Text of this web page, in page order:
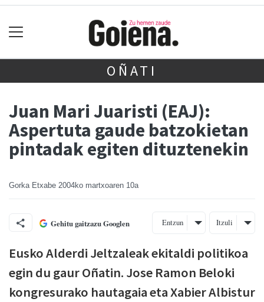
OÑATI
Juan Mari Juaristi (EAJ):
Aspertuta gaude batzokietan
pintadak egiten dituztenekin
Gorka Etxabe 2004ko martxoaren 10a
Gehitu gaitzazu Googlen Entzun Itzuli
Eusko Alderdi Jeltzaleak ekitaldi politikoa
egin du gaur Oñatin. Jose Ramon Beloki
kongresurako hautagaia eta Xabier Albistur